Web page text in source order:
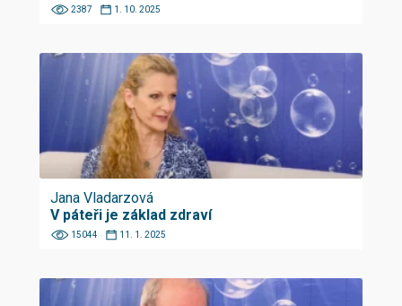
2387 1. 10. 2025
Jana Vladarzová
V páteři je základ zdraví
15044 11. 1. 2025